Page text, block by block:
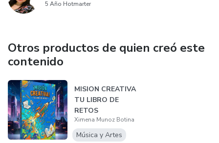
5 Año Hotmarter
Otros productos de quien creó este
contenido
MISION CREATIVA
TU LIBRO DE
RETOS
Ximena Munoz Botina
Música y Artes